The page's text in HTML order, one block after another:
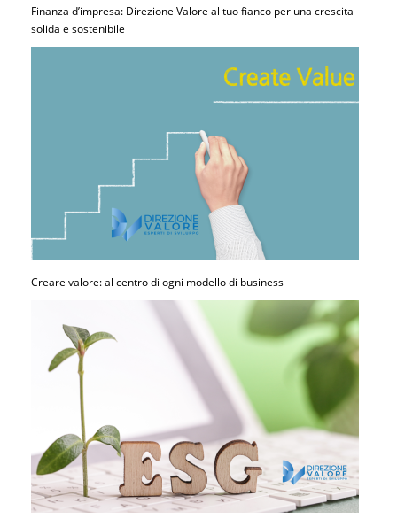
Finanza d’impresa: Direzione Valore al tuo fianco per una crescita
solida e sostenibile
Creare valore: al centro di ogni modello di business